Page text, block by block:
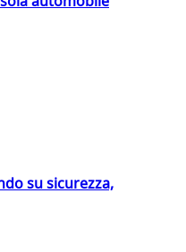
su sicurezza,